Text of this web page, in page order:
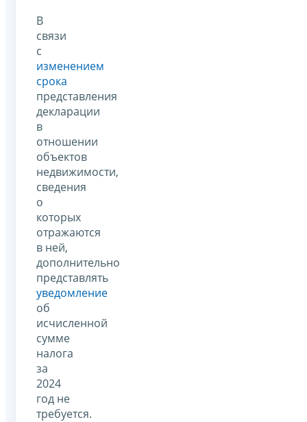
В
связи
с
изменением
срока
представления
декларации
в
отношении
объектов
недвижимости,
сведения
о
которых
отражаются
в ней,
дополнительно
представлять
уведомление
об
исчисленной
сумме
налога
за
2024
год не
требуется.